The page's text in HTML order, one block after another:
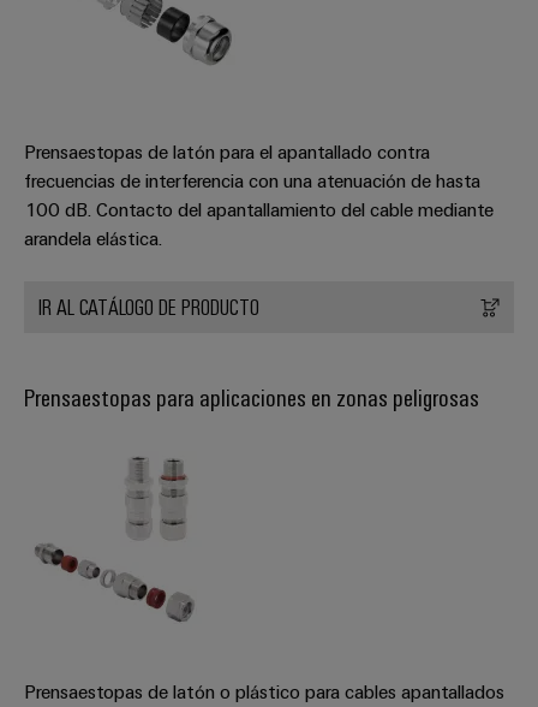
Prensaestopas de latón para el apantallado contra
frecuencias de interferencia con una atenuación de hasta
100 dB. Contacto del apantallamiento del cable mediante
arandela elástica.
IR AL CATÁLOGO DE PRODUCTO
Prensaestopas para aplicaciones en zonas peligrosas
Prensaestopas de latón o plástico para cables apantallados